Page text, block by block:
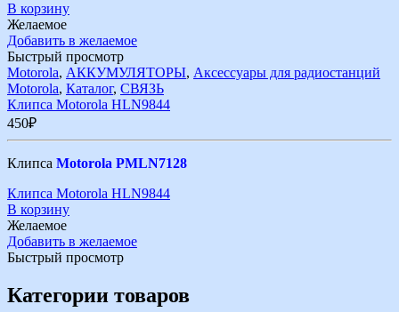
В корзину
Желаемое
Добавить в желаемое
Быстрый просмотр
Motorola, АККУМУЛЯТОРЫ, Аксессуары для радиостанций
Motorola, Каталог, СВЯЗЬ
Клипса Motorola HLN9844
450₽
Клипса Motorola PMLN7128
Клипса Motorola HLN9844
В корзину
Желаемое
Добавить в желаемое
Быстрый просмотр
Категории товаров